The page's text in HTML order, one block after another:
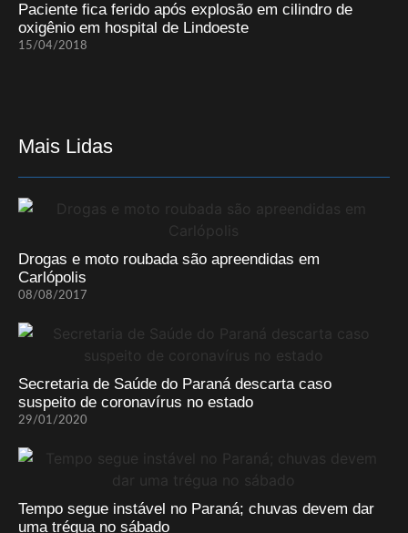
Paciente fica ferido após explosão em cilindro de
oxigênio em hospital de Lindoeste
15/04/2018
Mais Lidas
Drogas e moto roubada são apreendidas em
Carlópolis
08/08/2017
Secretaria de Saúde do Paraná descarta caso
suspeito de coronavírus no estado
29/01/2020
Tempo segue instável no Paraná; chuvas devem dar
uma trégua no sábado